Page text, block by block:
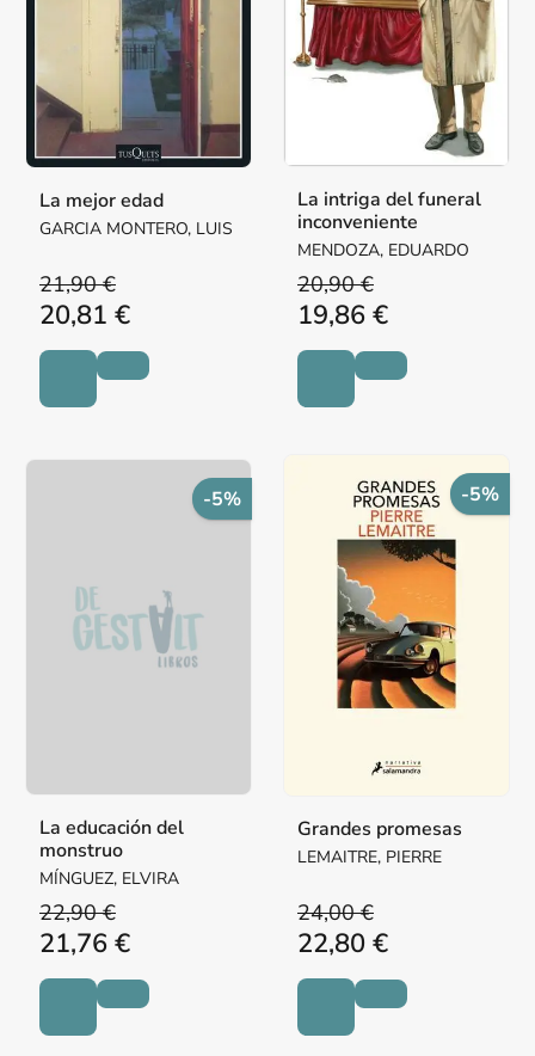
La mejor edad
GARCIA MONTERO, LUIS
21,90 €
20,81 €
La intriga del funeral
inconveniente
MENDOZA, EDUARDO
20,90 €
19,86 €
-5%
La educación del
monstruo
MÍNGUEZ, ELVIRA
22,90 €
21,76 €
-5%
Grandes promesas
LEMAITRE, PIERRE
24,00 €
22,80 €